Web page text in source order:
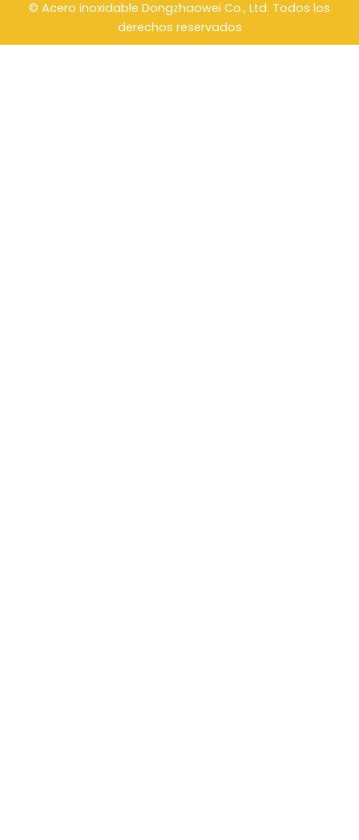
o k b
© Acero inoxidable Dongzhaowei Co., Ltd. Todos los
derechos reservados